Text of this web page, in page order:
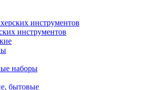
инструментов
инструментов
наборы
бытовые